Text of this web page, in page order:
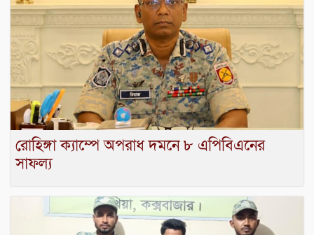
রোহিঙ্গা ক্যাম্পে অপরাধ দমনে ৮ এপিবিএনের
সাফল্য